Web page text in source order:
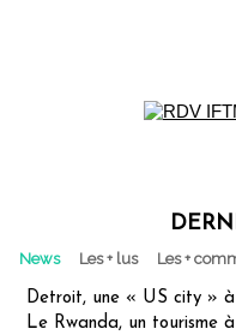
News Les + lus Les +
Detroit, une « US city »
Le Rwanda, un tourisme